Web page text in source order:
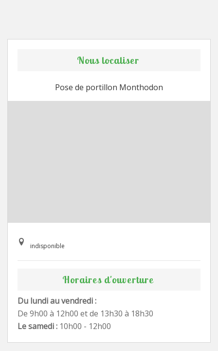
Nous localiser
Pose de portillon Monthodon
indisponible
Horaires d'ouverture
Du lundi au vendredi :
De 9h00 à 12h00 et de 13h30 à 18h30
Le samedi : 10h00 - 12h00